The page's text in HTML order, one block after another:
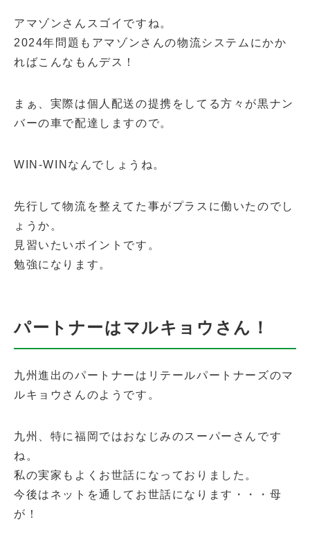
アマゾンさんスゴイですね。
2024年問題もアマゾンさんの物流システムにかか
ればこんなもんデス！
まぁ、実際は個人配送の提携をしてる方々が黒ナン
バーの車で配達しますので。
WIN-WINなんでしょうね。
先行して物流を整えてた事がプラスに働いたのでし
ょうか。
見習いたいポイントです。
勉強になります。
パートナーはマルキョウさん！
九州進出のパートナーはリテールパートナーズのマ
ルキョウさんのようです。
九州、特に福岡ではおなじみのスーパーさんです
ね。
私の実家もよくお世話になっておりました。
今後はネットを通してお世話になります・・・母
が！